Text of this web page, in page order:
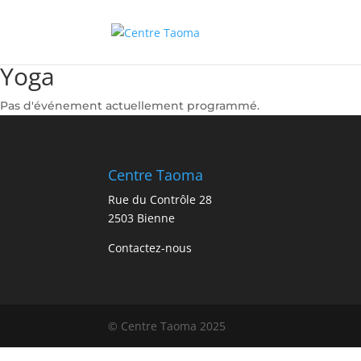
Yoga
Pas d'événement actuellement programmé.
Centre Taoma
Rue du Contrôle 28
2503 Bienne
Contactez-nous
© Centre Taoma 2025